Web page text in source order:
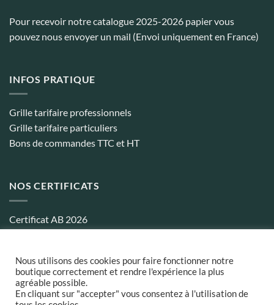
Pour recevoir notre catalogue 2025-2026 papier vous
pouvez nous envoyer un mail (Envoi uniquement en France)
INFOS PRATIQUE
Grille tarifaire professionnels
Grille tarifaire particuliers
Bons de commandes TTC et HT
NOS CERTIFICATS
Certificat AB 2026
Conditions générales de ventes
et délais de Livraison
Nous utilisons des cookies pour faire fonctionner notre
boutique correctement et rendre l'expérience la plus
agréable possible.
En cliquant sur "accepter" vous consentez à l'utilisation de